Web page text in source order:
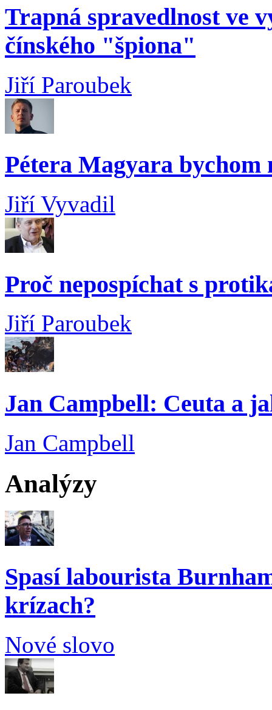
Trapná spravedlnost ve
čínského "špiona"
Jiří Paroubek
Pétera Magyara bychom
Jiří Vyvadil
Proč nepospíchat s
Jiří Paroubek
Jan Campbell: Ceuta a
Jan Campbell
Analýzy
Spasí labourista
krízach?
Nové slovo